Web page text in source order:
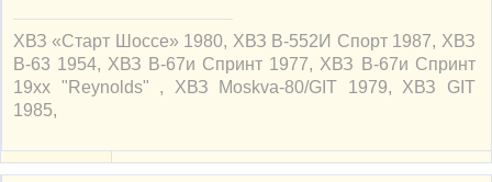
ХВЗ «Старт Шоссе» 1980, ХВЗ В-552И Спорт 1987, ХВЗ
В-63 1954, ХВЗ В-67и Спринт 1977, ХВЗ В-67и Спринт
19xx "Reynolds" , ХВЗ Moskva-80/GIT 1979, ХВЗ GIT
1985,